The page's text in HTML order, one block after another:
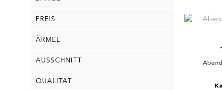
PREIS
ÄRMEL
AUSSCHNITT
QUALITÄT